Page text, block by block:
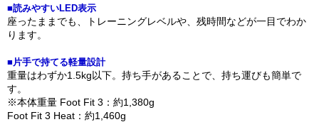
■読みやすいLED表示
座ったままでも、トレーニングレベルや、残時間などが一目でわか
ります。
■片手で持てる軽量設計
重量はわずか1.5kg以下。持ち手があることで、持ち運びも簡単で
す。
※本体重量 Foot Fit 3：約1,380g
Foot Fit 3 Heat：約1,460g